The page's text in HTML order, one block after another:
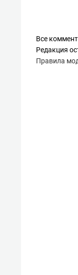
Все
Редакция
Правила